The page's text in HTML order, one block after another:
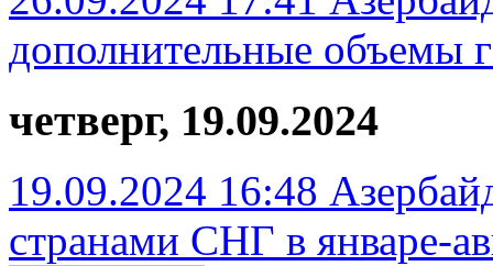
дополнительные объемы
четверг, 19.09.2024
19.09.2024 16:48
странами СНГ в январе-